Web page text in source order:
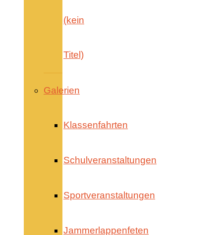
(kein
Titel)
Galerien
Klassenfahrten
Schulveranstaltungen
Sportveranstaltungen
Jammerlappenfeten